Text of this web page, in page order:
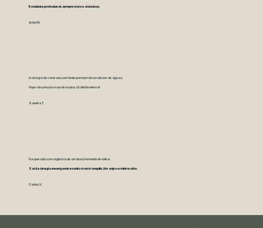
Excelente profissional, sempre claro e atencioso.
João M.
A cirurgia de catarata com lente premium foi um divisor de águas.
Hoje não preciso mais de óculos. Gratidão eterna!
Sandra T.
Fui operado com urgência de um descolamento de retina.
Saí da cirurgia enxergando e muito mais tranquilo. Um anjo na minha vida.
Carlos V.